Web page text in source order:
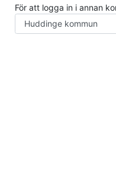
För att logga in i annan